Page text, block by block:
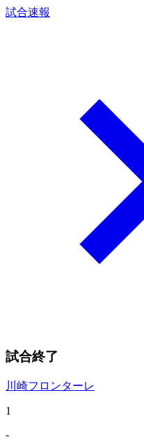
試合速報
試合終了
川崎フロンターレ
1
-